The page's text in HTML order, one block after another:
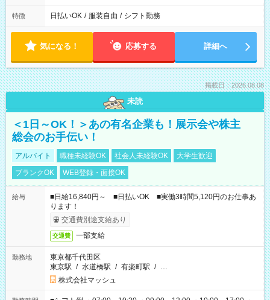
特徴 日払いOK / 服装自由 / シフト勤務
気になる！ 応募する 詳細へ
掲載日：2026.08.08
未読
＜1日～OK！＞あの有名企業も！展示会や株主
総会のお手伝い！
アルバイト 職種未経験OK 社会人未経験OK
大学生歓迎
ブランクOK
WEB登録・面接OK
給与
■日給16,840円～ ■日払いOK ■実働3時間5,120円のお仕事あ
ります！
交通費別途支給あり
交通費 一部支給
勤務地
東京都千代田区
東京駅 / 水道橋駅 / 有楽町駅 / …
株式会社マッシュ